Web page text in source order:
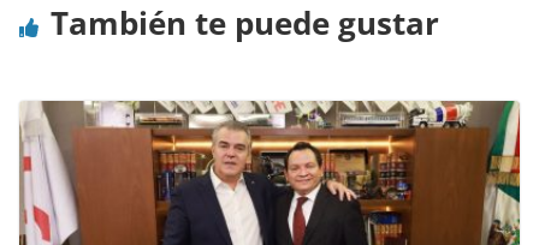
También te puede gustar